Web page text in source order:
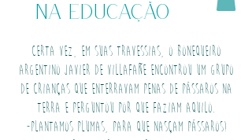
na Educação
Certa vez, em suas travessias, o bonequeiro
argentino Javier de Villafañe encontrou um grupo
de crianças que enterravam penas de pássaros na
terra e perguntou por que faziam aquilo.
-Plantamos plumas, para que nasçam pássaros!